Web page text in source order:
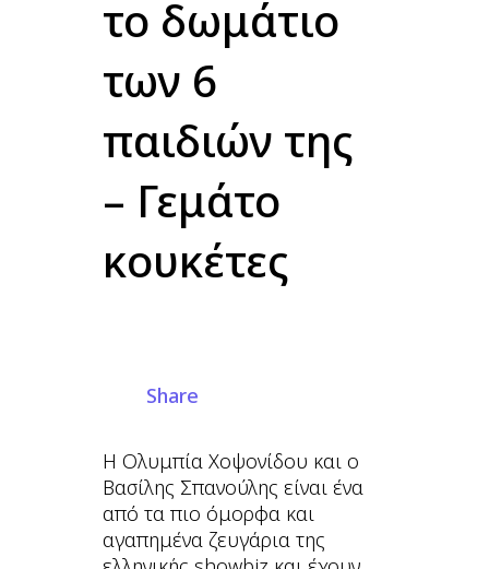
το δωμάτιο
των 6
παιδιών της
– Γεμάτο
κουκέτες
Share
H Ολυμπία Χοψονίδου και o
Βασίλης Σπανούλης είναι ένα
από τα πιο όμορφα και
αγαπημένα ζευγάρια της